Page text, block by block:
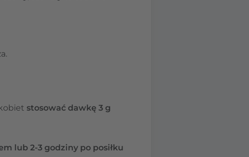
stosować dawkę 3 g
lub 2-3 godziny po posiłku